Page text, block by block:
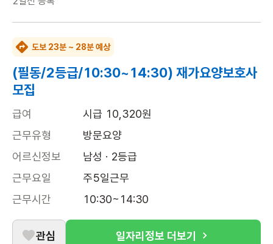
도보 23분 ~ 28분 예상
(필동/2등급/10:30~14:30) 재가요양보호사
모집
급여
시급 10,320원
근무유형
방문요양
어르신정보
남성 · 2등급
근무요일
주5일근무
근무시간
10:30~14:30
관심 일자리정보 더보기